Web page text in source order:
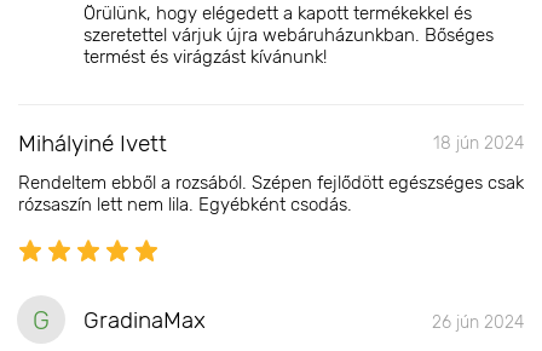
Örülünk, hogy elégedett a kapott termékekkel és
szeretettel várjuk újra webáruházunkban. Bőséges
termést és virágzást kívánunk!
Mihályiné Ivett 18 jún 2024
Rendeltem ebből a rozsából. Szépen fejlődött egészséges csak
rózsaszín lett nem lila. Egyébként csodás.
G GradinaMax 26 jún 2024